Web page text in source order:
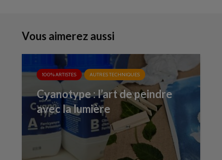
Vous aimerez aussi
100% ARTISTES AUTRES TECHNIQUES
Cyanotype : l’art de peindre
avec la lumière